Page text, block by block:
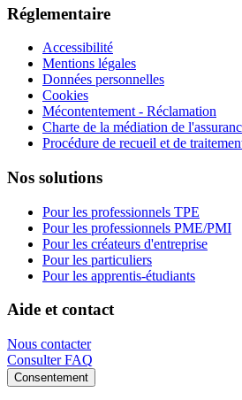
Réglementaire
Accessibilité
Mentions légales
Données personnelles
Cookies
Mécontentement - Réclamation
Charte de la médiation de
Procédure de recueil et de
Nos solutions
Pour les professionnels TPE
Pour les professionnels PME/PMI
Pour les créateurs d'entreprise
Pour les particuliers
Pour les apprentis-étudiants
Aide et contact
Nous contacter
Consulter FAQ
Consentement